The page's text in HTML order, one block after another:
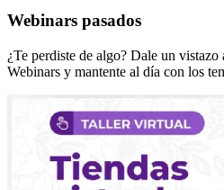
Webinars pasados
¿Te perdiste de algo? Dale un
Webinars y mantente al día con los